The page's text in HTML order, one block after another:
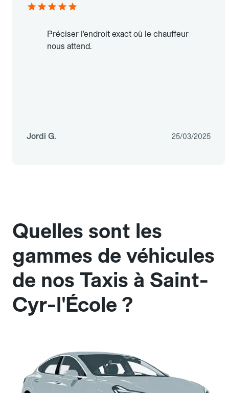
Préciser l’endroit exact où le chauffeur
nous attend.
Jordi G. 25/03/2025
Quelles sont les
gammes de véhicules
de nos Taxis à Saint-
Cyr-l'École ?